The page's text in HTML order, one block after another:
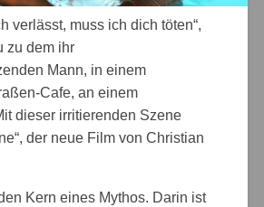
verlässt, muss ich dich töten“,
zu dem ihr
Mann, in einem
Cafe, an einem
dieser irritierenden Szene
der neue Film von Christian
Kern eines Mythos. Darin ist